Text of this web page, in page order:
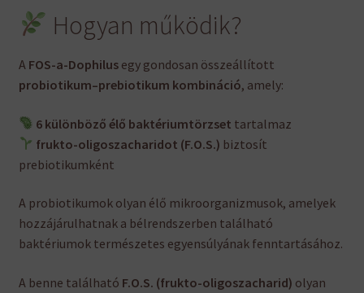
Hogyan működik?
A FOS-a-Dophilusegy gondosan összeállított
probiotikum–prebiotikum kombináció, amely:
6 különböző élő baktériumtörzset tartalmaz
frukto-oligoszacharidot (F.O.S.) biztosít
prebiotikumként
A probiotikumok olyan élő mikroorganizmusok, amelyek
hozzájárulhatnak a bélrendszerben található
baktériumok természetes egyensúlyának fenntartásához.
A benne található F.O.S. (frukto-oligoszacharid) olyan